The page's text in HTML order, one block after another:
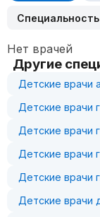
Специальность
Нет врачей
Другие
Детские врачи
Детские врачи
Детские врачи
Детские врачи
Детские врачи
Детские врачи